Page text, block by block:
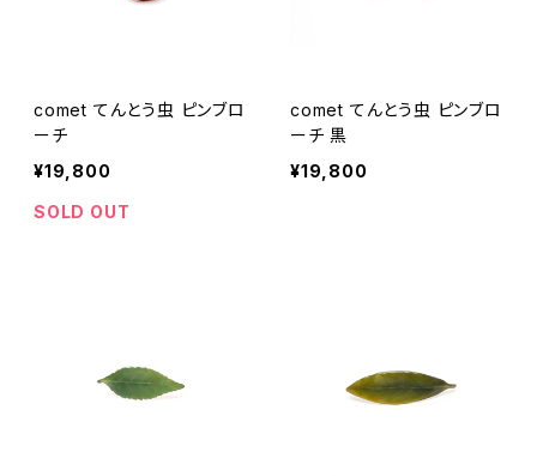
comet てんとう虫 ピンブロ
ーチ
¥19,800
SOLD OUT
comet てんとう虫 ピンブロ
ーチ 黒
¥19,800